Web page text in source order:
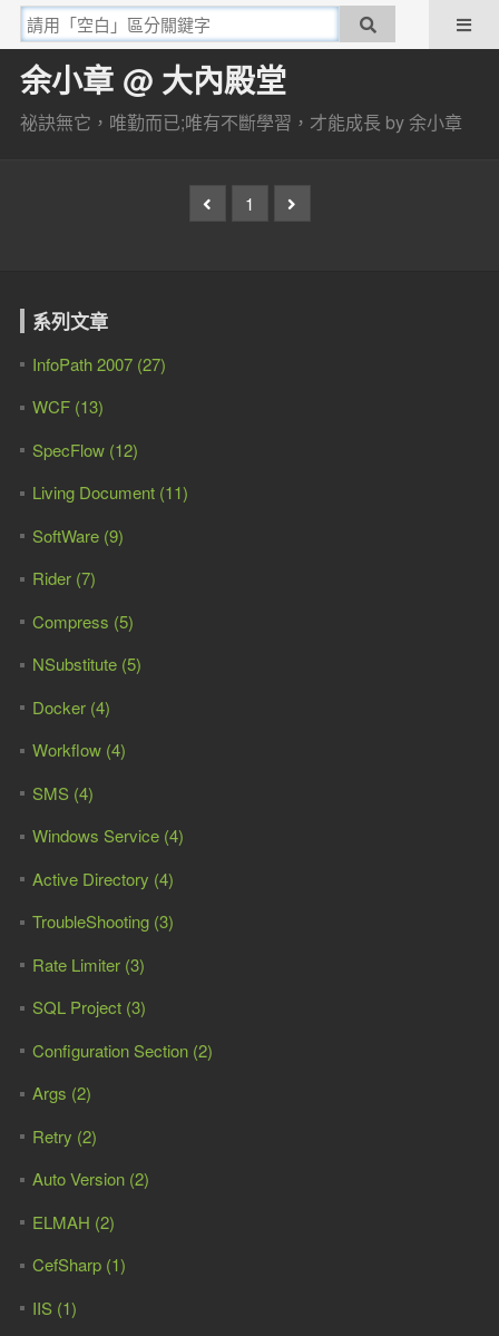
余小章 @ 大內殿堂
祕訣無它，唯勤而已;唯有不斷學習，才能成長 by 余小章
1
系列文章
InfoPath 2007 (27)
WCF (13)
SpecFlow (12)
Living Document (11)
SoftWare (9)
Rider (7)
Compress (5)
NSubstitute (5)
Docker (4)
Workflow (4)
SMS (4)
Windows Service (4)
Active Directory (4)
TroubleShooting (3)
Rate Limiter (3)
SQL Project (3)
Configuration Section (2)
Args (2)
Retry (2)
Auto Version (2)
ELMAH (2)
CefSharp (1)
IIS (1)